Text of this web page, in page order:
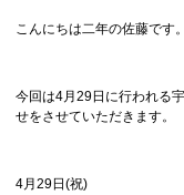
こんにちは二年の佐藤です。
今回は4月29日に行われる
せをさせていただきます。
4月29日(祝)